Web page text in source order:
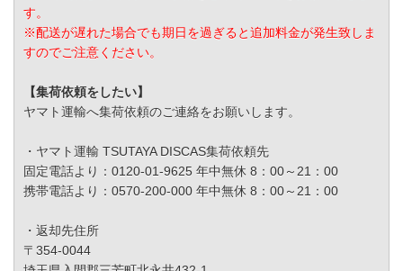
す。
※配送が遅れた場合でも期日を過ぎると追加料金が発生致しま
すのでご注意ください。
【集荷依頼をしたい】
ヤマト運輸へ集荷依頼のご連絡をお願いします。
・ヤマト運輸 TSUTAYA DISCAS集荷依頼先
固定電話より：0120-01-9625 年中無休 8：00～21：00
携帯電話より：0570-200-000 年中無休 8：00～21：00
・返却先住所
〒354-0044